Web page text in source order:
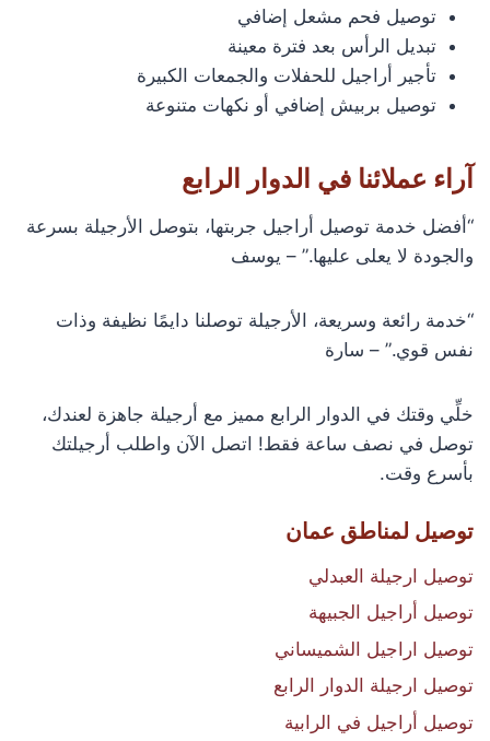
توصيل فحم مشعل إضافي
تبديل الرأس بعد فترة معينة
تأجير أراجيل للحفلات والجمعات الكبيرة
توصيل بربيش إضافي أو نكهات متنوعة
آراء عملائنا في الدوار الرابع
“أفضل خدمة توصيل أراجيل جربتها، بتوصل الأرجيلة بسرعة
والجودة لا يعلى عليها.” – يوسف
“خدمة رائعة وسريعة، الأرجيلة توصلنا دايمًا نظيفة وذات
نفس قوي.” – سارة
خلِّي وقتك في الدوار الرابع مميز مع أرجيلة جاهزة لعندك،
توصل في نصف ساعة فقط! اتصل الآن واطلب أرجيلتك
بأسرع وقت.
توصيل لمناطق عمان
توصيل ارجيلة العبدلي
توصيل أراجيل الجبيهة
توصيل اراجيل الشميساني
توصيل ارجيلة الدوار الرابع
توصيل أراجيل في الرابية